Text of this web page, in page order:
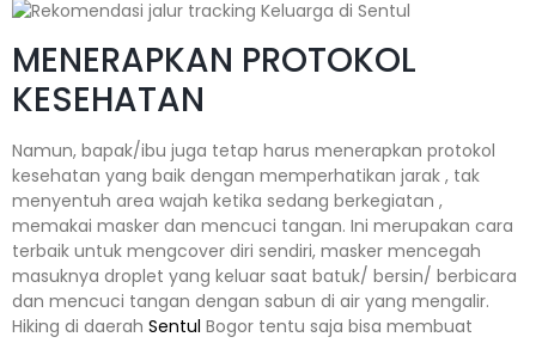
MENERAPKAN PROTOKOL
KESEHATAN
Namun, bapak/ibu juga tetap harus menerapkan protokol
kesehatan yang baik dengan memperhatikan jarak , tak
menyentuh area wajah ketika sedang berkegiatan ,
memakai masker dan mencuci tangan. Ini merupakan cara
terbaik untuk mengcover diri sendiri, masker mencegah
masuknya droplet yang keluar saat batuk/ bersin/ berbicara
dan mencuci tangan dengan sabun di air yang mengalir.
Hiking di daerah Sentul Bogor tentu saja bisa membuat